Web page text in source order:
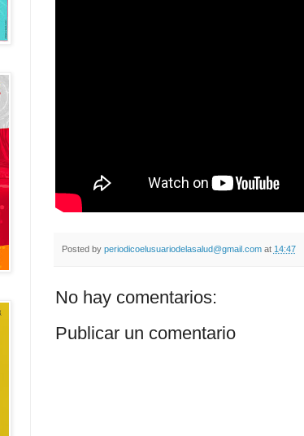
Posted by periodicoelusuariodelasalud@gmail.com at 14:47
No hay comentarios:
Publicar un comentario